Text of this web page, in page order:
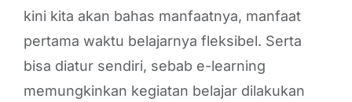
kini kita akan bahas manfaatnya, manfaat
pertama waktu belajarnya fleksibel. Serta
bisa diatur sendiri, sebab e-learning
memungkinkan kegiatan belajar dilakukan